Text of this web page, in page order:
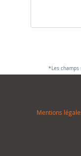
*Les
Mentions